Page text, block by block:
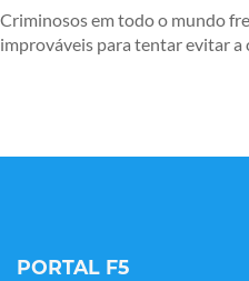
Criminosos em todo o mundo
improváveis para tentar evitar a
PORTAL F5